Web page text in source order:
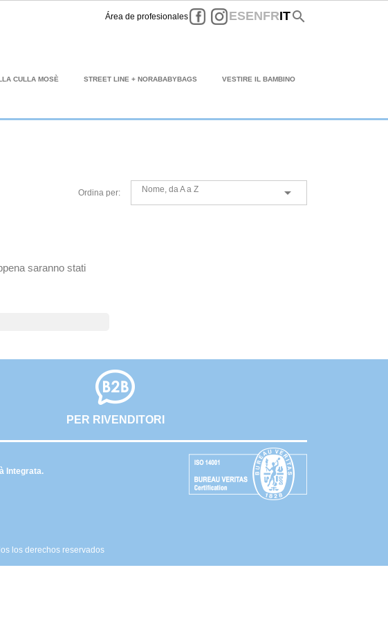
Área de profesionales FacebookInstagram
ESENFRITsearch
CULLA MOSÈ STREET LINE + NORABABYBAGS VESTIRE IL BAMBINO
Ordina per: Nome, da A a Z 
saranno stati
PER RIVENDITORI
Integrata.
los derechos reservados